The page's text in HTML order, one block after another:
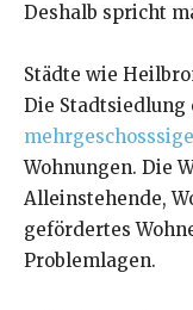
Deshalb spricht
Städte wie
Die
Wohnungen. Die
Alleinstehende,
gefördertes
Problemlagen.